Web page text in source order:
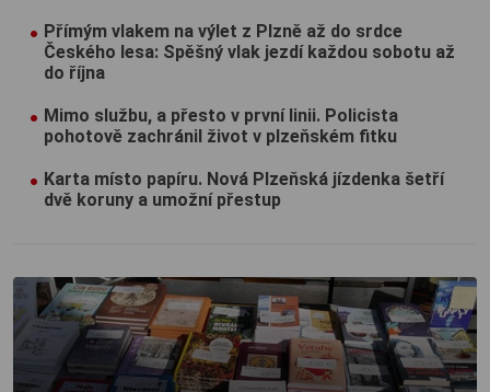
Přímým vlakem na výlet z Plzně až do srdce
Českého lesa: Spěšný vlak jezdí každou sobotu až
do října
Mimo službu, a přesto v první linii. Policista
pohotově zachránil život v plzeňském fitku
Karta místo papíru. Nová Plzeňská jízdenka šetří
dvě koruny a umožní přestup